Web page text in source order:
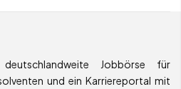
Jobbörse für
und ein Karriereportal mit